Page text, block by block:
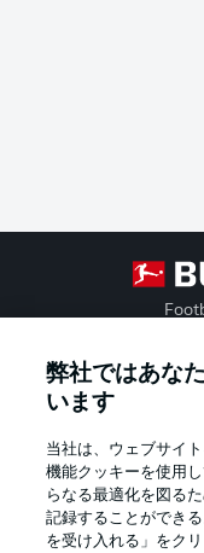
弊社ではあな
います
当社は、ウェブサイ
機能クッキーを使用
らなる最適化を図る
記録することができ
を受け入れる」をク